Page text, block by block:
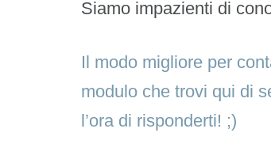
Siamo impazienti di
Il modo migliore per
modulo che trovi qui di
l’ora di risponderti! ;)